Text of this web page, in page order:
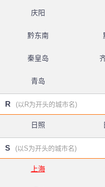
庆阳
黔东南
秦皇岛
青岛
R (以R为开头的城市名)
日照
S (以S为开头的城市名)
上海